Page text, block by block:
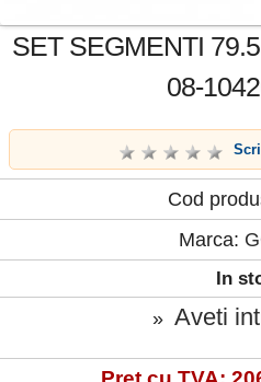
SET SEGMENTI
08-
Cod
Marca:
In
» Aveti